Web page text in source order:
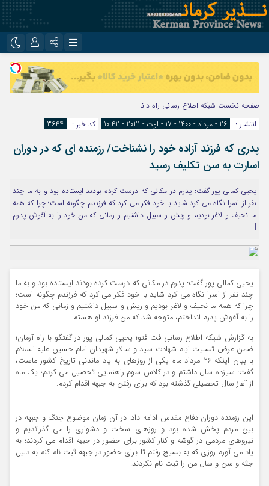
اینستاگرام
تلگرام
نام کاربری یا نشانی ایمیل
رمز عبور
مرا به خاطر بسپار
صفحه نخست شبکه اطلاع رسانی راه دانا
انتشار :
26 - مرداد - 1400 - 17 - اوت - 2021 - 10:42 کد خبر : 3644
پدری که فرزند آزاده خود را نشناخت/ رزمنده ای که در دوران
اسارت به سن تکلیف رسید
یحیی کمالی پور گفت: پدرم در مکانی که درست کرده بودند ایستاده بود و به ما چند
نفر از اسرا نگاه می کرد شاید با خود فکر می کرد که فرزندم چگونه است؛ چرا که همه
ما نحیف و لاغر بودیم و ریش و سبیل داشتیم و زمانی که من خود را به آغوش پدرم
[…]
یحیی کمالی پور گفت: پدرم در مکانی که درست کرده بودند ایستاده بود و به ما
چند نفر از اسرا نگاه می کرد شاید با خود فکر می کرد که فرزندم چگونه است؛
چرا که همه ما نحیف و لاغر بودیم و ریش و سبیل داشتیم و زمانی که من خود
را به آغوش پدرم انداختم، متوجه شد که من فرزند او هستم.
به گزارش شبکه اطلاع رسانی فت فتو؛ یحیی کمالی پور در گفتگو با راه آرمان؛
ضمن عرض تسلیت ایام شهادت سید و سالار شهیدان امام حسین علیه السلام
با بیان اینکه 26 مرداد ماه یکی از روزهای به یاد ماندنی تاریخ کشور ماست،
گفت: سیزده سال داشتم و در کلاس سوم راهنمایی تحصیل می کردم؛ یک ماه
از آغاز سال تحصیلی گذشته بود که برای رفتن به جبهه اقدام کردم.
این رزمنده دوران دفاع مقدس ادامه داد: در آن زمان موضوع جنگ و جبهه در
بین مردم پخش شده بود و روزهای سخت و دشواری را می گذراندیم و
نیروهای مردمی در گوشه و کنار کشور برای حضور در جبهه اقدام می کردند؛ به
یاد می آورم روزی که به بسیج رفتم تا برای حضور در جبهه ثبت نام کنم به دلیل
جثه و سن و سال من را ثبت نام نکردند.